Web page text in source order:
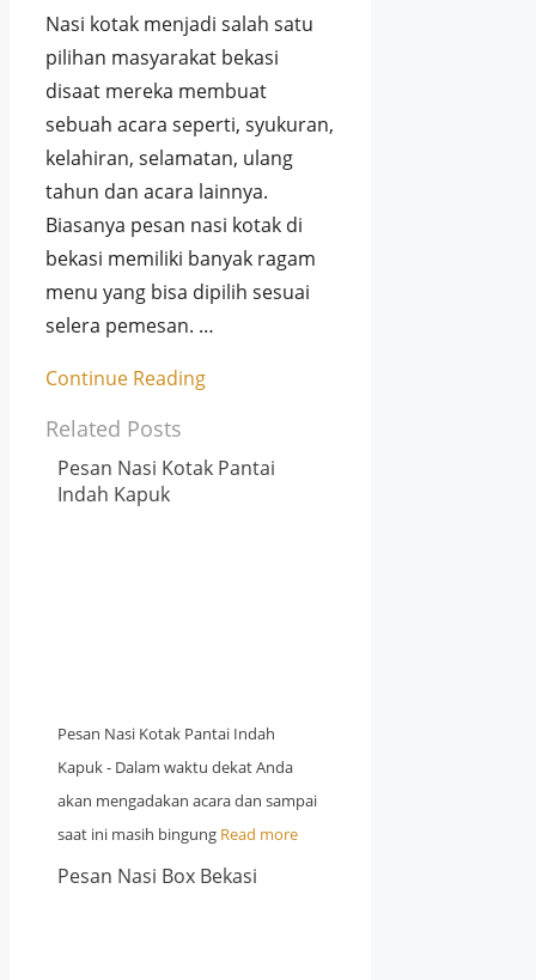
Nasi kotak menjadi salah satu
pilihan masyarakat bekasi
disaat mereka membuat
sebuah acara seperti, syukuran,
kelahiran, selamatan, ulang
tahun dan acara lainnya.
Biasanya pesan nasi kotak di
bekasi memiliki banyak ragam
menu yang bisa dipilih sesuai
selera pemesan. …
Continue Reading
Related Posts
Pesan Nasi Kotak Pantai
Indah Kapuk
Pesan Nasi Kotak Pantai Indah
Kapuk - Dalam waktu dekat Anda
akan mengadakan acara dan sampai
saat ini masih bingung Read more
Pesan Nasi Box Bekasi